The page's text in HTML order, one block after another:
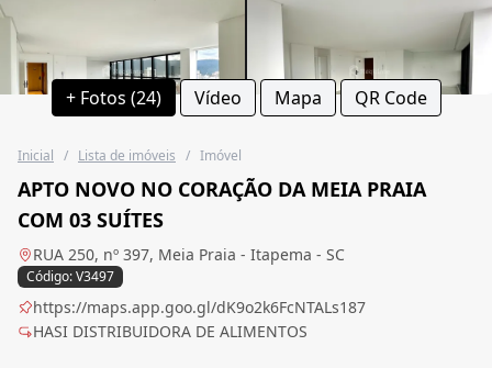
+ Fotos (24) Vídeo Mapa QR Code
Inicial / Lista de imóveis / Imóvel
APTO NOVO NO CORAÇÃO DA MEIA PRAIA
COM 03 SUÍTES
RUA 250, nº 397, Meia Praia - Itapema - SC
Código: V3497
https://maps.app.goo.gl/dK9o2k6FcNTALs187
HASI DISTRIBUIDORA DE ALIMENTOS